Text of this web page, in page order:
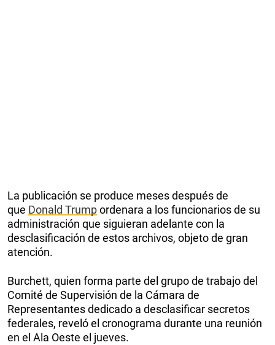
La publicación se produce meses después de
que Donald Trumpordenara a los funcionarios de su
administración que siguieran adelante con la
desclasificación de estos archivos, objeto de gran
atención.
Burchett, quien forma parte del grupo de trabajo del
Comité de Supervisión de la Cámara de
Representantes dedicado a desclasificar secretos
federales, reveló el cronograma durante una reunión
en el Ala Oeste el jueves.